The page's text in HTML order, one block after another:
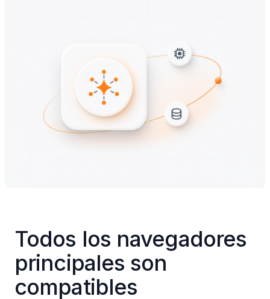
Todos los navegadores
principales son
compatibles